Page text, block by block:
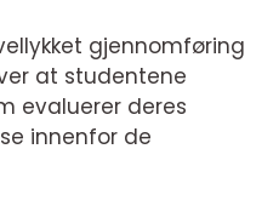
gjennomføring
at studentene
evaluerer deres
innenfor de